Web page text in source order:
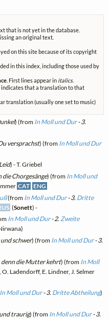
that is not yet in the database.
an original text.
on this site because of its copyright
in this index, including those used by
. First lines appear in italics.
indicates that a translation to that
translation (usually one set to music)
) (from In Moll und Dur- 3.
versprachst) (from In Moll und Dur
) - T. Griebel
Chorgesänge) (from In Moll und
CAT ENG
(from In Moll und Dur- 3. Dritte
(Sonett) -
In Moll und Dur- 2.Zweite
schwer) (from In Moll und Dur- 3.
denn die Mutter kehrt) (from In Moll
O. Ladendorff, E. Lindner, J. Selmer
In Moll und Dur- 3. Dritte Abtheilung)
traurig) (from In Moll und Dur- 3.